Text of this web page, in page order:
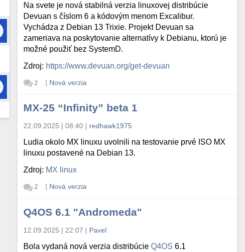
Na svete je nová stabilná verzia linuxovej distribúcie
Devuan s číslom 6 a kódovým menom Excalibur.
Vychádza z Debian 13 Trixie. Projekt Devuan sa
zameriava na poskytovanie alternatívy k Debianu, ktorú je
možné použiť bez SystemD.
Zdroj: https://www.devuan.org/get-devuan
2 | Nová verzia
MX-25 “Infinity” beta 1
22.09.2025 | 08:40 | redhawk1975
Ludia okolo MX linuxu uvolnili na testovanie prvé ISO MX
linuxu postavené na Debian 13.
Zdroj: MX linux
2 | Nová verzia
Q4OS 6.1 "Andromeda"
12.09.2025 | 22:07 | Pavel
Bola vydaná nová verzia distribúcieQ4OS 6.1